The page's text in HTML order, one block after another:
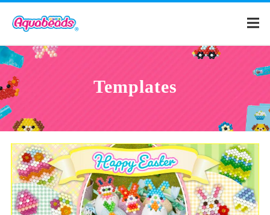
What is Aquabeads?
Video
Templates